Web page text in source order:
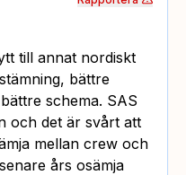
till annat nordiskt
bättre
schema. SAS
och det är svårt att
mellan crew och
års osämja